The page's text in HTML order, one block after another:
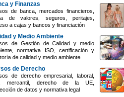
y Finanzas
de banca, mercados financieros,
de valores, seguros, peritajes,
a cajas y bancos y financiación
y Medio Ambiente
de Gestión de Calidad y medio
normativa ISO, certificación y
de calidad y medio ambiente
de Derecho
de derecho empresarial, laboral,
mercantil, derecho de la UE,
de datos y normativa legal